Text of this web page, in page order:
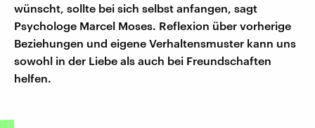
wünscht, sollte bei sich selbst anfangen, sagt
Psychologe Marcel Moses. Reflexion über vorherige
Beziehungen und eigene Verhaltensmuster kann uns
sowohl in der Liebe als auch bei Freundschaften
helfen.